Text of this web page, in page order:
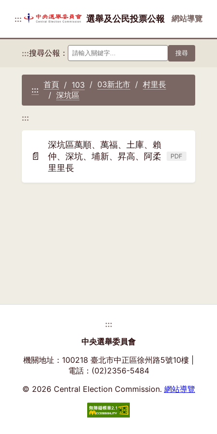
::: 選舉及公民投票公報 網站導覽
:::搜尋公報： 搜尋
:::
首頁 103 03新北市
村里長
深坑區
:::
📄
深坑區萬順、萬福、土庫、賴
仲、深坑、埔新、昇高、阿柔
里里長
PDF
(另
新
:::
中央選舉委員會
機關地址：100218 臺北市中正區徐州路5號10樓 |
電話：(02)2356-5484
© 2026 Central Election Commission. 網站導覽